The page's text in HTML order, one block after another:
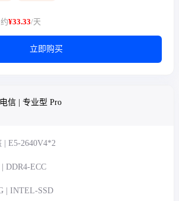
约¥33.33/天
立即购买
信 | 专业型 Pro
| E5-2640V4*2
| DDR4-ECC
| INTEL-SSD